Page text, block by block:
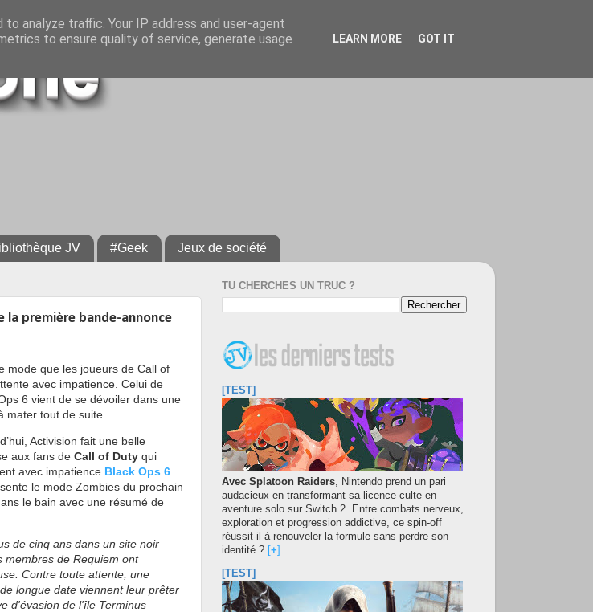
JV #Geek Jeux de société
la première bande-annonce
mode que les joueurs de Call of
avec impatience. Celui de
6 vient de se dévoiler dans une
mater tout de suite…
Activision fait une belle
aux fans de Call of Dutyqui
avec impatience Black Ops 6.
le mode Zombies du prochain
le bain avec une résumé de
de cinq ans dans un site noir
membres de Requiem ont
Contre toute attente, une
longue date viennent leur prêter
d'évasion de l'île Terminus
TU CHERCHES UN TRUC ?
[TEST]
Avec Splatoon Raiders, Nintendo prend un pari
audacieux en transformant sa licence culte en
aventure solo sur Switch 2. Entre combats nerveux,
exploration et progression addictive, ce spin-off
réussit-il à renouveler la formule sans perdre son
identité ? [+]
[TEST]
analyze traffic. Your IP address and user-agent
to ensure quality of service, generate usage
LEARN MORE GOT IT